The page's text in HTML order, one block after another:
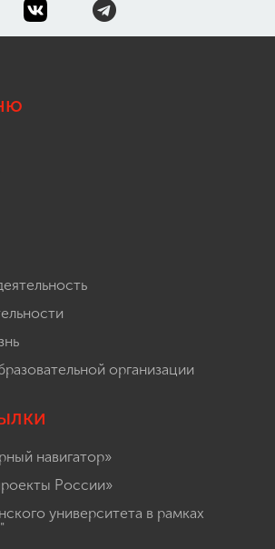
организации
навигатор»
России»
университета в рамках